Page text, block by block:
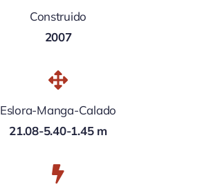
Construido
2007
Eslora-Manga-Calado
21.08-5.40-1.45 m